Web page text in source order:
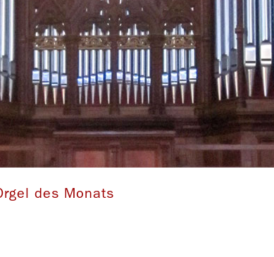
Orgel von 1900 in der Klosterkirche St.
des Monats